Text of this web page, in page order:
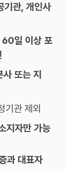
기관, 개인사
60일 이상 포
또는 지
기관 제외
지자만 가능
과 대표자